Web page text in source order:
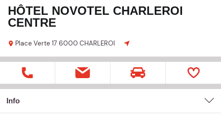
HÔTEL NOVOTEL CHARLEROI
CENTRE
Place Verte 17 6000 CHARLEROI
Info